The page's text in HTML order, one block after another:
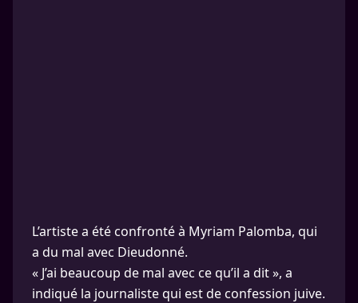
L’artiste a été confronté à Myriam Palomba, qui
a du mal avec Dieudonné.
« J’ai beaucoup de mal avec ce qu’il a dit », a
indiqué la journaliste qui est de confession juive.